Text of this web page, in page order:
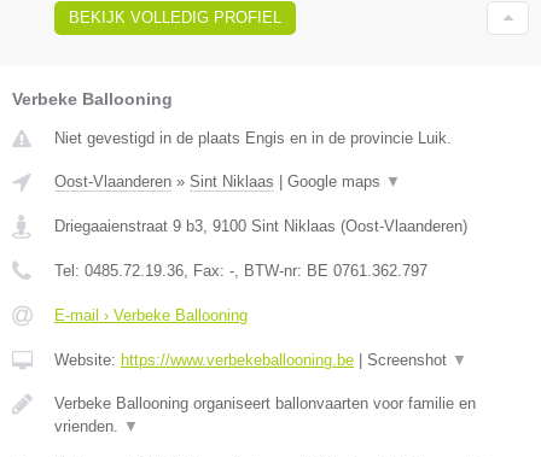
BEKIJK VOLLEDIG PROFIEL
Verbeke Ballooning
Niet gevestigd in de plaats Engis en in de provincie Luik.
Oost-Vlaanderen » Sint Niklaas Google maps ▼
Driegaaienstraat 9 b3, 9100 Sint Niklaas (Oost-Vlaanderen)
Tel: 0485.72.19.36, Fax: -, BTW-nr: BE 0761.362.797
E-mail › Verbeke Ballooning
Website: https://www.verbekeballooning.be Screenshot ▼
Verbeke Ballooning organiseert ballonvaarten voor familie en
vrienden. ▼